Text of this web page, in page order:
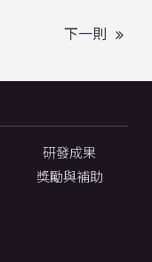
下一則
研發成果
獎勵與補助